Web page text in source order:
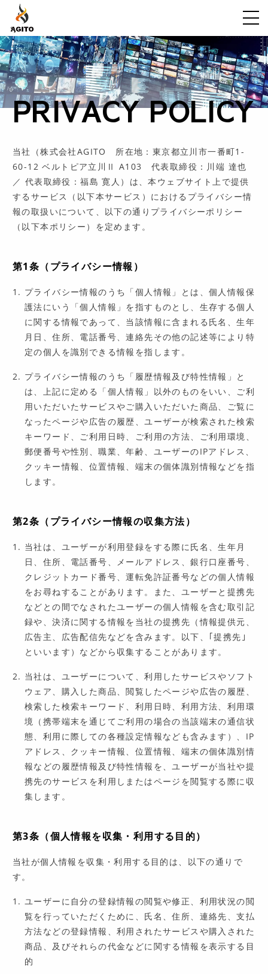
ABOUT
WORK
FLOW
GALLERY
FAQ
NEWS
CONTENTS
PRIVACY POLICY
当社（株式会社AGITO 所在地：東京都立川市一番町1-
60-12 ベルトピア立川Ⅱ A103 代表取締役：川端 達也
／ 代表取締役：福島 寛人）は、本ウェブサイト上で提供
するサービス（以下本サービス）におけるプライバシー情
報の取扱いについて、以下の通りプライバシーポリシー
（以下本ポリシー）を定めます。
第1条（プライバシー情報）
プライバシー情報のうち「個人情報」とは、個人情報保
護法にいう「個人情報」を指すものとし、生存する個人
に関する情報であって、当該情報に含まれる氏名、生年
月日、住所、電話番号、連絡先その他の記述等により特
定の個人を識別できる情報を指します。
プライバシー情報のうち「履歴情報及び特性情報」と
は、上記に定める「個人情報」以外のものをいい、ご利
用いただいたサービスやご購入いただいた商品、ご覧に
なったページや広告の履歴、ユーザーが検索された検索
キーワード、ご利用日時、ご利用の方法、ご利用環境、
郵便番号や性別、職業、年齢、ユーザーのIPアドレス、
クッキー情報、位置情報、端末の個体識別情報などを指
します。
第2条（プライバシー情報の収集方法）
当社は、ユーザーが利用登録をする際に氏名、生年月
日、住所、電話番号、メールアドレス、銀行口座番号、
クレジットカード番号、運転免許証番号などの個人情報
をお尋ねすることがあります。また、ユーザーと提携先
などとの間でなされたユーザーの個人情報を含む取引記
録や、決済に関する情報を当社の提携先（情報提供元、
広告主、広告配信先などを含みます。以下、｢提携先｣
といいます）などから収集することがあります。
当社は、ユーザーについて、利用したサービスやソフト
ウェア、購入した商品、閲覧したページや広告の履歴、
検索した検索キーワード、利用日時、利用方法、利用環
境（携帯端末を通じてご利用の場合の当該端末の通信状
態、利用に際しての各種設定情報なども含みます）、IP
アドレス、クッキー情報、位置情報、端末の個体識別情
報などの履歴情報及び特性情報を、ユーザーが当社や提
携先のサービスを利用しまたはページを閲覧する際に収
集します。
第3条（個人情報を収集・利用する目的）
当社が個人情報を収集・利用する目的は、以下の通りで
す。
ユーザーに自分の登録情報の閲覧や修正、利用状況の閲
覧を行っていただくために、氏名、住所、連絡先、支払
方法などの登録情報、利用されたサービスや購入された
商品、及びそれらの代金などに関する情報を表示する目
的